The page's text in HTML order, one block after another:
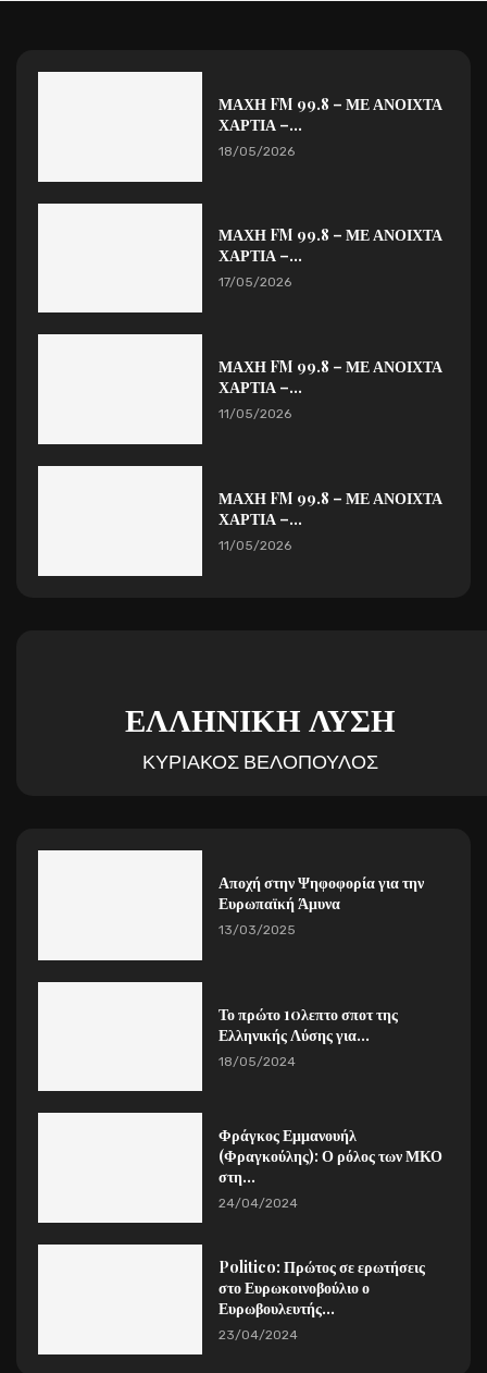
ΜΑΧΗ FM 99.8 – ΜΕ ΑΝΟΙΧΤΑ
ΧΑΡΤΙΑ –...
18/05/2026
ΜΑΧΗ FM 99.8 – ΜΕ ΑΝΟΙΧΤΑ
ΧΑΡΤΙΑ –...
17/05/2026
ΜΑΧΗ FM 99.8 – ΜΕ ΑΝΟΙΧΤΑ
ΧΑΡΤΙΑ –...
11/05/2026
ΜΑΧΗ FM 99.8 – ΜΕ ΑΝΟΙΧΤΑ
ΧΑΡΤΙΑ –...
11/05/2026
ΕΛΛΗΝΙΚΗ ΛΥΣΗ
ΚΥΡΙΑΚΟΣ ΒΕΛΟΠΟΥΛΟΣ
Αποχή στην Ψηφοφορία για την
Ευρωπαϊκή Άμυνα
13/03/2025
Το πρώτο 10λεπτο σποτ της
Ελληνικής Λύσης για...
18/05/2024
Φράγκος Εμμανουήλ
(Φραγκούλης): Ο ρόλος των ΜΚΟ
στη...
24/04/2024
Politico: Πρώτος σε ερωτήσεις
στο Ευρωκοινοβούλιο ο
Ευρωβουλευτής...
23/04/2024